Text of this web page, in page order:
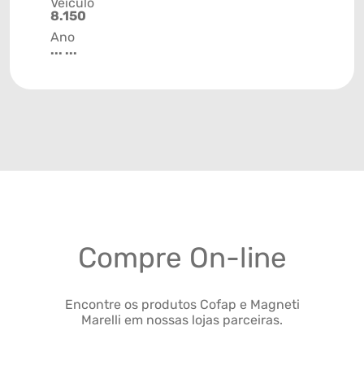
Veículo
8.150
Ano
... ...
Compre On-line
Encontre os produtos Cofap e Magneti
Marelli em nossas lojas parceiras.